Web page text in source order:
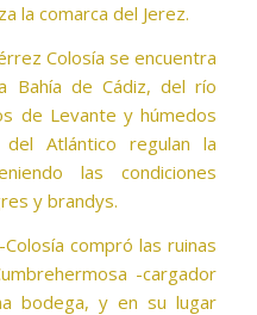
la comarca del Jerez.
Colosía se encuentra
Bahía de Cádiz, del río
de Levante y húmedos
Atlántico regulan la
las condiciones
y brandys.
compró las ruinas
-cargador
bodega, y en su lugar